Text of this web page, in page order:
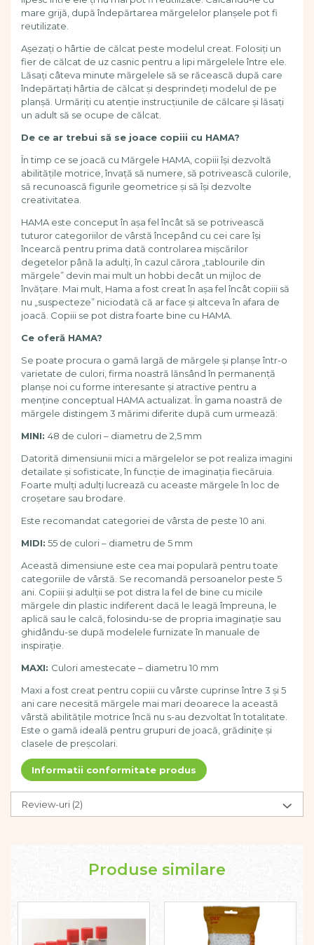
Secventialitate
Stiinte
Mărgele de călcat HAMA
Hama Maxi Sticks
Margele HAMA MAXI
Mărgele HAMA MINI
Perceperea timpului -
TimeTimer
Stimulare senzoriala
Stimulare olfactivă
Stimulare tactila
Stimulare vizuala
Terapie de integrare senzorială
mare grijă, după îndepărtarea mărgelelor planșele pot fi
reutilizate.
Așezați o hârtie de călcat peste modelul creat. Folosiți un
fier de călcat de uz casnic pentru a lipi mărgelele între ele.
Lăsați câteva minute mărgelele să se răcească după care
îndepărtați hârtia de călcat și desprindeți modelul de pe
planșă. Urmăriți cu atenție instrucțiunile de călcare și lăsați
un adult să se ocupe de călcat.
De ce ar trebui să se joace copiii cu HAMA?
În timp ce se joacă cu Mărgele HAMA, copiii își dezvoltă
abilitățile motrice, învață să numere, să potrivească culorile,
să recunoască figurile geometrice și să își dezvolte
creativitatea.
HAMA este conceput în așa fel încât să se potrivească
tuturor categoriilor de vârstă începând cu cei care își
încearcă pentru prima dată controlarea mișcărilor
degetelor până la adulți, în cazul cărora „tablourile din
mărgele” devin mai mult un hobbi decât un mijloc de
învățare. Mai mult, Hama a fost creat în așa fel încât copiii să
nu „suspecteze” niciodată că ar face și altceva în afara de
joacă. Copiii se pot distra foarte bine cu HAMA.
Ce oferă HAMA?
Se poate procura o gamă largă de mărgele și planșe într-o
varietate de culori, firma noastră lănsând în permanență
planșe noi cu forme interesante și atractive pentru a
menține conceptual HAMA actualizat. În gama noastră de
mărgele distingem 3 mărimi diferite după cum urmează:
MINI: 48 de culori – diametru de 2,5 mm
Datorită dimensiunii mici a mărgelelor se pot realiza imagini
detailate și sofisticate, în funcție de imaginația fiecăruia.
Foarte mulți adulți lucrează cu aceaste mărgele în loc de
croșetare sau brodare.
Este recomandat categoriei de vârsta de peste 10 ani.
MIDI: 55 de culori – diametru de 5 mm
Această dimensiune este cea mai populară pentru toate
categoriile de vârstă. Se recomandă persoanelor peste 5
ani. Copiii și adulții se pot distra la fel de bine cu micile
mărgele din plastic indiferent dacă le leagă împreuna, le
aplică sau le calcă, folosindu-se de propria imaginație sau
ghidându-se după modelele furnizate în manuale de
inspirație.
MAXI: Culori amestecate – diametru 10 mm
Maxi a fost creat pentru copiii cu vârste cuprinse între 3 și 5
ani care necesită mărgele mai mari deoarece la această
vârstă abilitățile motrice încă nu s-au dezvoltat în totalitate.
Este o gamă ideală pentru grupuri de joacă, grădinițe și
clasele de preșcolari.
Informatii conformitate produs
Review-uri (2)
Produse similare